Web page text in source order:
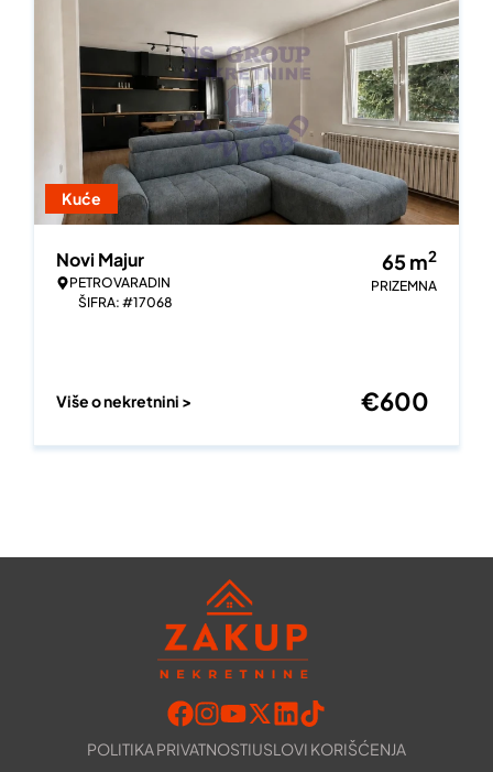
Kuće
Novi Majur
PETROVARADIN
ŠIFRA: #17068
65m2
PRIZEMNA
Više o nekretnini > €600
POLITIKA PRIVATNOSTIUSLOVI KORIŠĆENJA